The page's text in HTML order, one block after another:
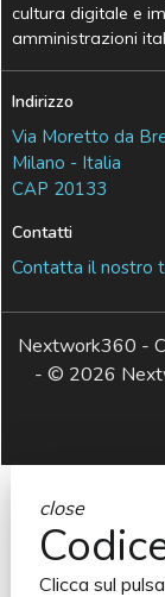
cultura digitale e
amministrazioni
Indirizzo
Via Moretto da
Milano - Italia
CAP 20133
Contatti
Contatta il nostro
Nextwork360 -
- © 2026
close
Clicca sul